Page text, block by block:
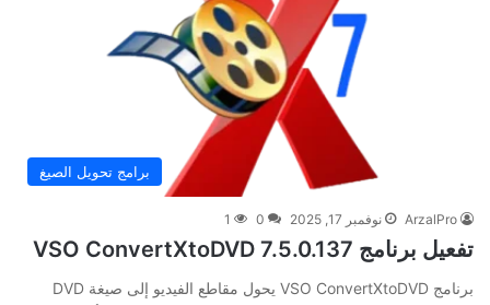
برامج تحويل الصيغ
ArzalPro نوفمبر 17, 2025 0
1
تفعيل برنامج VSO ConvertXtoDVD 7.5.0.137
برنامج VSO ConvertXtoDVD يحول مقاطع الفيديو إلى صيغة DVD